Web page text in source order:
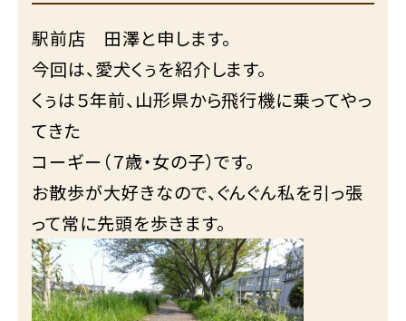
駅前店 田澤と申します。
今回は、愛犬くぅを紹介します。
くぅは５年前、山形県から飛行機に乗ってやっ
てきた
コーギー（７歳・女の子）です。
お散歩が大好きなので、ぐんぐん私を引っ張
って常に先頭を歩きます。